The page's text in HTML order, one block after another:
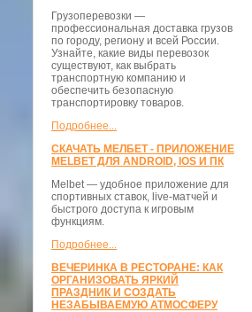
Грузоперевозки —
профессиональная доставка грузов
по городу, региону и всей России.
Узнайте, какие виды перевозок
существуют, как выбрать
транспортную компанию и
обеспечить безопасную
транспортировку товаров.
Подробнее...
СКАЧАТЬ МЕЛБЕТ - ПРИЛОЖЕНИЕ
MELBET ДЛЯ ANDROID, IOS И ПК
Melbet — удобное приложение для
спортивных ставок, live-матчей и
быстрого доступа к игровым
функциям.
Подробнее...
ВЕЧЕРИНКА В РЕСТОРАНЕ: КАК
ОРГАНИЗОВАТЬ ЯРКИЙ
ПРАЗДНИК И СОЗДАТЬ
НЕЗАБЫВАЕМУЮ АТМОСФЕРУ